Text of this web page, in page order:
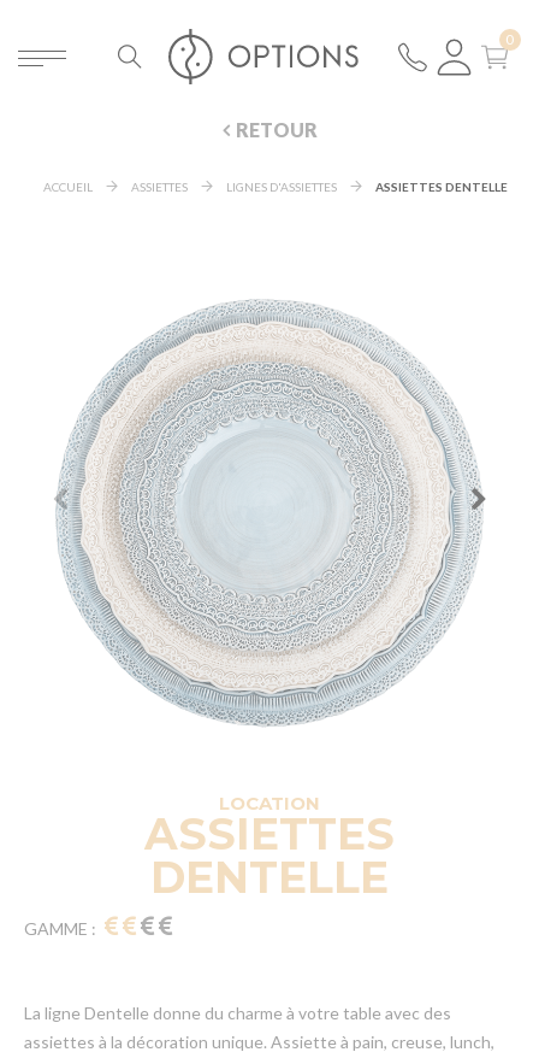
RETOUR
ACCUEIL ASSIETTES LIGNES D'ASSIETTES ASSIETTES DENTELLE
LOCATION
ASSIETTES
DENTELLE
GAMME :
La ligne Dentelle donne du charme à votre table avec des
assiettes à la décoration unique. Assiette à pain, creuse, lunch,